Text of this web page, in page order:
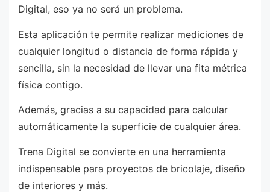
Digital, eso ya no será un problema.
Esta aplicación te permite realizar mediciones de
cualquier longitud o distancia de forma rápida y
sencilla, sin la necesidad de llevar una fita métrica
física contigo.
Además, gracias a su capacidad para calcular
automáticamente la superficie de cualquier área.
Trena Digital se convierte en una herramienta
indispensable para proyectos de bricolaje, diseño
de interiores y más.